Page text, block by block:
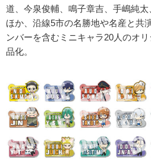
道、今泉俊輔、鳴子章吉、手嶋純
ほか、沿線5市の名勝地や名産と共
ンバーを含むミニキャラ20人のオ
品化。